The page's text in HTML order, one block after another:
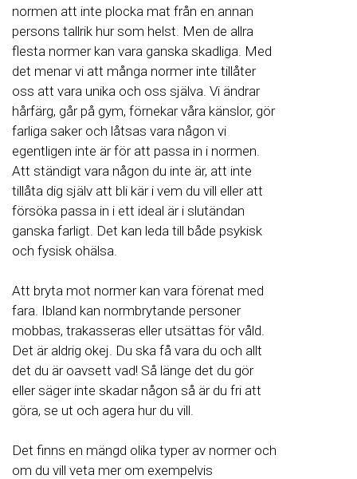
normen att inte plocka mat från en annan
persons tallrik hur som helst. Men de allra
flesta normer kan vara ganska skadliga. Med
det menar vi att många normer inte tillåter
oss att vara unika och oss själva. Vi ändrar
hårfärg, går på gym, förnekar våra känslor, gör
farliga saker och låtsas vara någon vi
egentligen inte är för att passa in i normen.
Att ständigt vara någon du inte är, att inte
tillåta dig själv att bli kär i vem du vill eller att
försöka passa in i ett ideal är i slutändan
ganska farligt. Det kan leda till både psykisk
och fysisk ohälsa.
Att bryta mot normer kan vara förenat med
fara. Ibland kan normbrytande personer
mobbas, trakasseras eller utsättas för våld.
Det är aldrig okej. Du ska få vara du och allt
det du är oavsett vad! Så länge det du gör
eller säger inte skadar någon så är du fri att
göra, se ut och agera hur du vill.
Det finns en mängd olika typer av normer och
om du vill veta mer om exempelvis